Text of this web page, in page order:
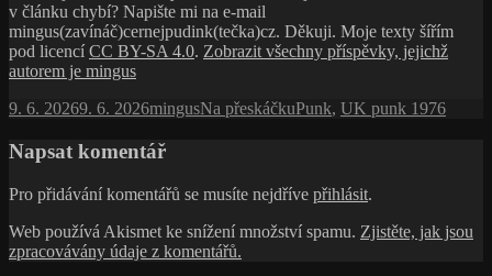
v článku chybí? Napište mi na e-mail
mingus(zavínáč)cernejpudink(tečka)cz. Děkuji. Moje texty šířím
pod licencí CC BY-SA 4.0. Zobrazit všechny příspěvky, jejichž
autorem je mingus
Publikováno:
9. 6. 20269. 6. 2026Autor:
mingusRubriky:
Na přeskáčkuŠtítky:
Punk, UK punk 1976
Napsat komentář
Pro přidávání komentářů se musíte nejdříve přihlásit.
Web používá Akismet ke snížení množství spamu. Zjistěte, jak jsou
zpracovávány údaje z komentářů.